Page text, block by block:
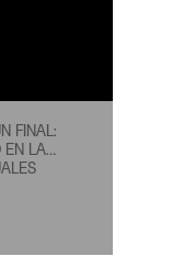
FINAL:
EN LA